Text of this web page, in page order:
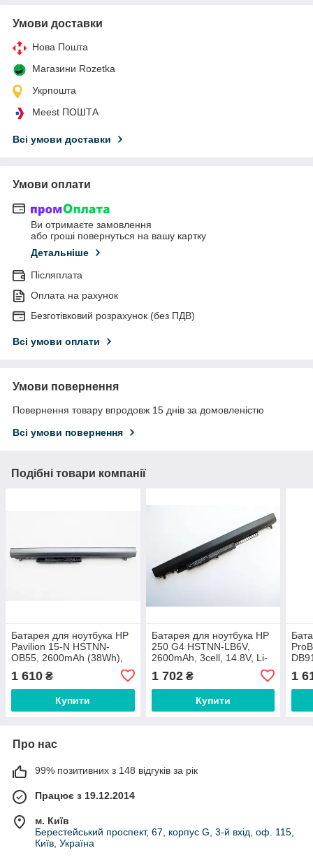
Умови доставки
Нова Пошта
Магазини Rozetka
Укрпошта
Meest ПОШТА
Всі умови доставки
Умови оплати
Ви отримаєте замовлення
або гроші повернуться на вашу картку
Детальніше
Післяплата
Оплата на рахунок
Безготівковий розрахунок (без ПДВ)
Всі умови оплати
Умови повернення
Повернення товару впродовж 15 днів за домовленістю
Всі умови повернення
Подібні товари компанії
Батарея для ноутбука HP
Pavilion 15-N HSTNN-
OB55, 2600mAh (38Wh),
сріблясто-чорна
1 610 ₴
Купити
Батарея для ноутбука HP
250 G4 HSTNN-LB6V,
2600mAh, 3cell, 14.8V, Li-
1 702₴
Купити
1
Про нас
99% позитивних з 148 відгуків за рік
Працює з 19.12.2014
м. Київ
Берестейський проспект, 67, корпус G, 3-й вхід, оф. 115,
Київ, Україна